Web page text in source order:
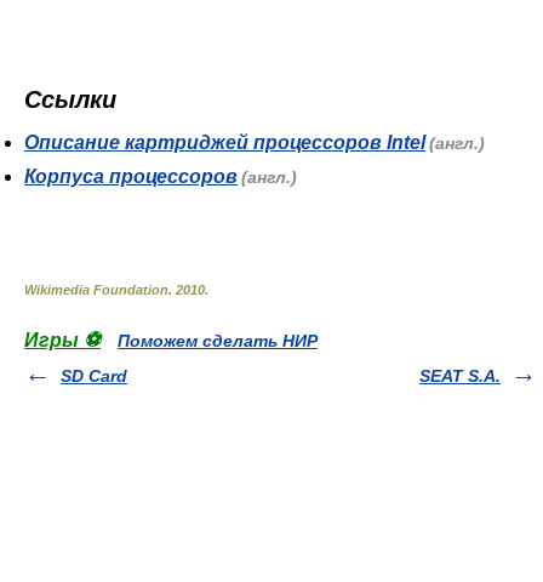
Ссылки
Описание картриджей процессоров Intel (англ.)
Корпуса процессоров (англ.)
Wikimedia Foundation. 2010.
Игры ⚽
Поможем сделать НИР
SD Card
SEAT S.A.